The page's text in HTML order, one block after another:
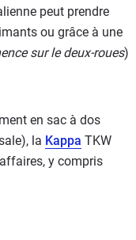
peut prendre
ou grâce à une
sur le deux-roues)
en sac à dos
la Kappa TKW
y compris